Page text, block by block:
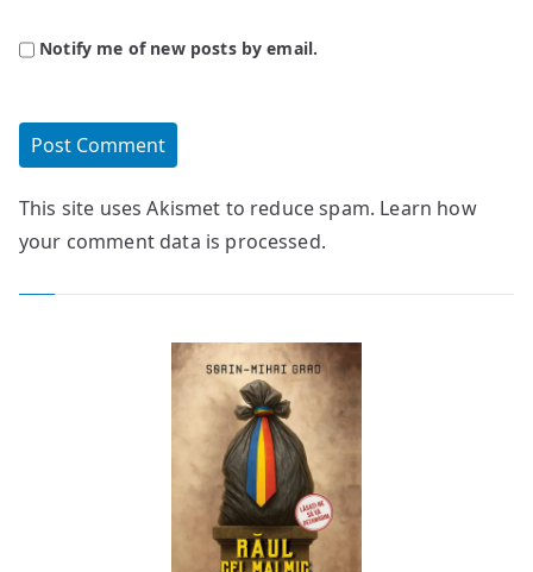
Notify me of new posts by email.
This site uses Akismet to reduce spam. Learn how
your comment data is processed.